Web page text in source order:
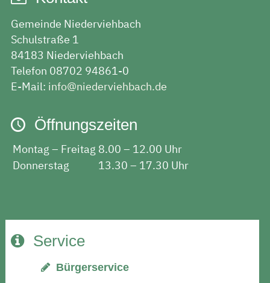
Gemeinde Niederviehbach
Schulstraße 1
84183 Niederviehbach
Telefon 08702 94861-0
E-Mail: info@niederviehbach.de
Öffnungszeiten
Montag – Freitag 8.00 – 12.00 Uhr
Donnerstag
13.30 – 17.30 Uhr
Service
Bürgerservice